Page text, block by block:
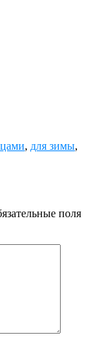
, для зимы,
поля